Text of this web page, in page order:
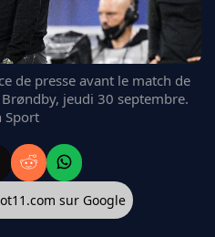
de presse avant le match de
jeudi 30 septembre.
Sport
sur Google